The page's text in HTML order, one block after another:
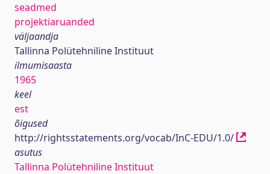
seadmed
projektiaruanded
väljaandja
Tallinna Polütehniline Instituut
ilmumisaasta
1965
keel
est
õigused
http://rightsstatements.org/vocab/InC-EDU/1.0/
asutus
Tallinna Polütehniline Instituut